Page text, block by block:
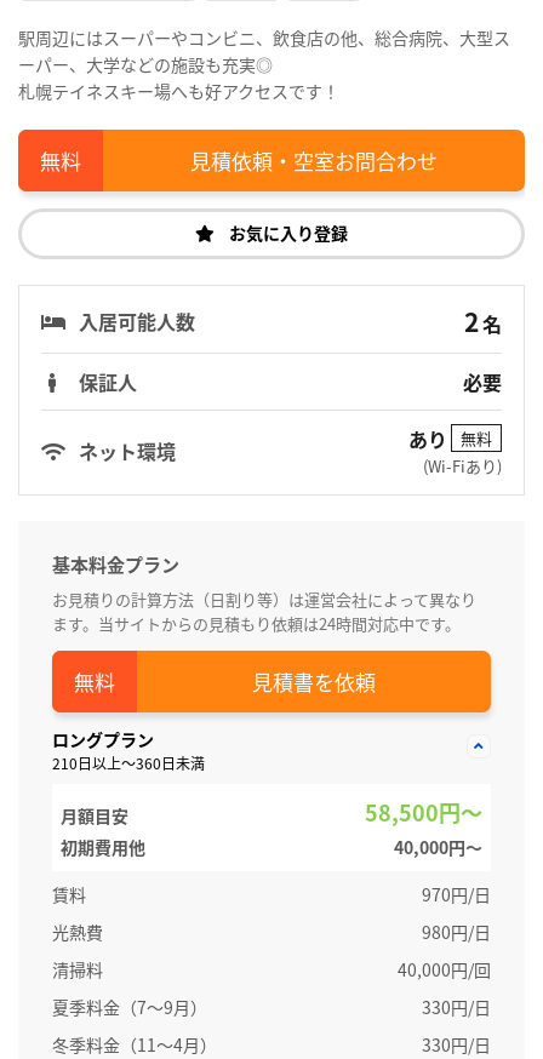
駅周辺にはスーパーやコンビニ、飲食店の他、総合病院、大型ス
ーパー、大学などの施設も充実◎
札幌テイネスキー場へも好アクセスです！
見積依頼・空室お問合わせ
お気に入り登録
入居可能人数 2名
保証人
必要
ネット環境 あり
無料
(Wi-Fiあり)
基本料金プラン
お見積りの計算方法（日割り等）は運営会社によって異なり
ます。当サイトからの見積もり依頼は24時間対応中です。
見積書を依頼
ロングプラン
210日以上～360日未満
月額目安 58,500円～
初期費用他
40,000円〜
賃料
970円/日
光熱費
980円/日
清掃料
40,000円/回
夏季料金（7～9月）
330円/日
冬季料金（11～4月）
330円/日